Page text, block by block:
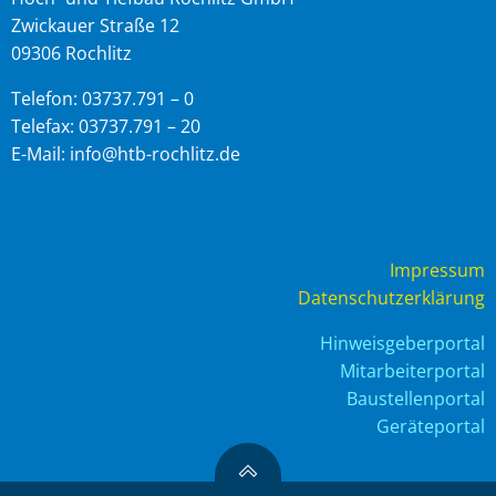
Zwickauer Straße 12
09306 Rochlitz
Telefon: 03737.791 – 0
Telefax: 03737.791 – 20
E-Mail: info@htb-rochlitz.de
Impressum
Datenschutzerklärung
Hinweisgeberportal
Mitarbeiterportal
Baustellenportal
Geräteportal